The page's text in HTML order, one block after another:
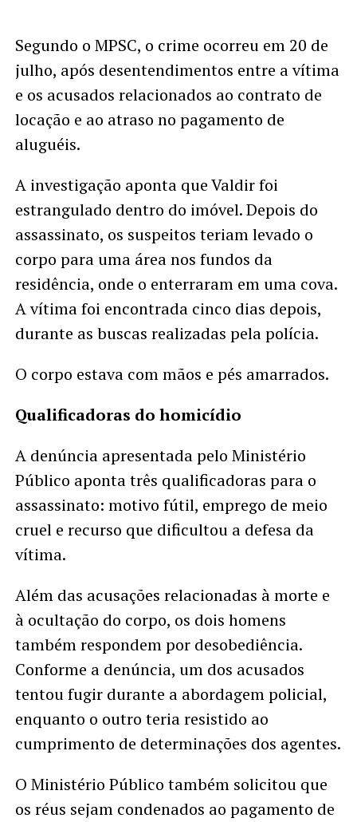
Segundo o MPSC, o crime ocorreu em 20 de
julho, após desentendimentos entre a vítima
e os acusados relacionados ao contrato de
locação e ao atraso no pagamento de
aluguéis.
A investigação aponta que Valdir foi
estrangulado dentro do imóvel. Depois do
assassinato, os suspeitos teriam levado o
corpo para uma área nos fundos da
residência, onde o enterraram em uma cova.
A vítima foi encontrada cinco dias depois,
durante as buscas realizadas pela polícia.
O corpo estava com mãos e pés amarrados.
Qualificadoras do homicídio
A denúncia apresentada pelo Ministério
Público aponta três qualificadoras para o
assassinato: motivo fútil, emprego de meio
cruel e recurso que dificultou a defesa da
vítima.
Além das acusações relacionadas à morte e
à ocultação do corpo, os dois homens
também respondem por desobediência.
Conforme a denúncia, um dos acusados
tentou fugir durante a abordagem policial,
enquanto o outro teria resistido ao
cumprimento de determinações dos agentes.
O Ministério Público também solicitou que
os réus sejam condenados ao pagamento de